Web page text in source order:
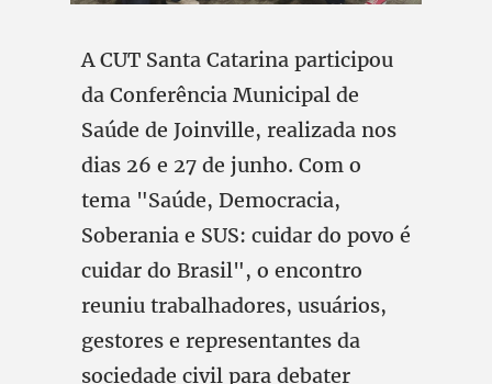
A CUT Santa Catarina participou
da Conferência Municipal de
Saúde de Joinville, realizada nos
dias 26 e 27 de junho. Com o
tema "Saúde, Democracia,
Soberania e SUS: cuidar do povo é
cuidar do Brasil", o encontro
reuniu trabalhadores, usuários,
gestores e representantes da
sociedade civil para debater